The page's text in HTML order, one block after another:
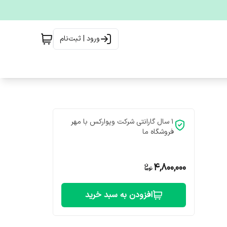
ورود | ثبت‌نام
۱ سال گارانتی شرکت ویوارکس با مهر
فروشگاه ما
4,800,000
افزودن به سبد خرید